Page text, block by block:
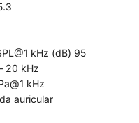
kHz (dB) 95
20 kHz
kHz
auricular